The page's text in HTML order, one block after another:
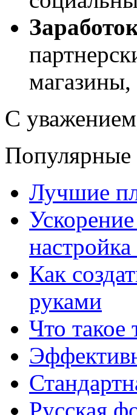
магазины,
С
Популярные
Лучшие
Как
руками
Что такое